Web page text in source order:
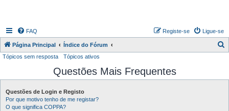
FAQ Ligue-se
Registe-se
Página Principal Índice do Fórum
q
Tópicos sem resposta Tópicos ativos
Questões Mais Frequentes
Questões de Login e Registo
Por que motivo tenho de me registar?
O que significa COPPA?